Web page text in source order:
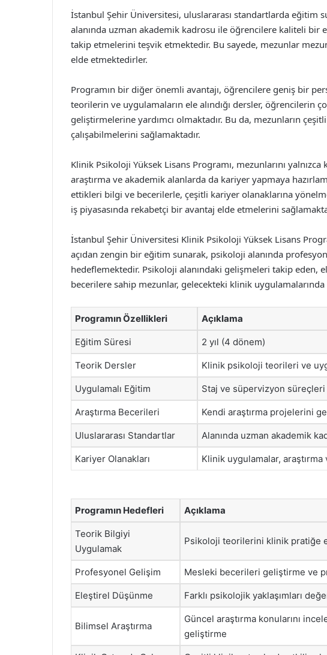
İstanbul Şehir Üniversitesi, uluslararası standartlarda eğitim
alanında uzman akademik kadrosu ile öğrencilere kaliteli bir
takip etmelerini teşvik etmektedir. Bu sayede, mezunlar
elde etmektedirler.
Programın bir diğer önemli avantajı, öğrencilere geniş bir
teorilerin ve uygulamaların ele alındığı dersler, öğrencilerin
geliştirmelerine yardımcı olmaktadır. Bu da, mezunların
çalışabilmelerini sağlamaktadır.
Klinik Psikoloji Yüksek Lisans Programı, mezunlarını
araştırma ve akademik alanlarda da kariyer yapmaya
ettikleri bilgi ve becerilerle, çeşitli kariyer olanaklarına
iş piyasasında rekabetçi bir avantaj elde etmelerini
İstanbul Şehir Üniversitesi Klinik Psikoloji Yüksek Lisans
açıdan zengin bir eğitim sunarak, psikoloji alanında
hedeflemektedir. Psikoloji alanındaki gelişmeleri takip eden,
becerilere sahip mezunlar, gelecekteki klinik uygulamalarında
Programın Özellikleri Açıklama
Eğitim Süresi 2 yıl (4 dönem)
Teorik Dersler Klinik psikoloji teorileri ve
Uygulamalı Eğitim Staj ve süpervizyon
Araştırma Becerileri Kendi araştırma projelerini
Uluslararası Standartlar Alanında uzman akademik
Kariyer Olanakları Klinik uygulamalar,
Programın Hedefleri Açıklama
Teorik Bilgiyi
Uygulamak
Psikoloji teorilerini klinik pratiğe
Profesyonel Gelişim Mesleki becerileri geliştirme ve
Eleştirel Düşünme Farklı psikolojik yaklaşımları
Bilimsel Araştırma
Güncel araştırma konularını
geliştirme